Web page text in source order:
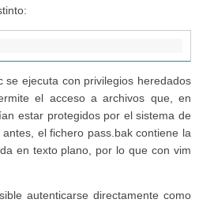
se ejecuta con privilegios heredados
el acceso a archivos que, en
estar protegidos por el sistema de
el fichero pass.bak contiene la
en texto plano, por lo que con vim
autenticarse directamente como